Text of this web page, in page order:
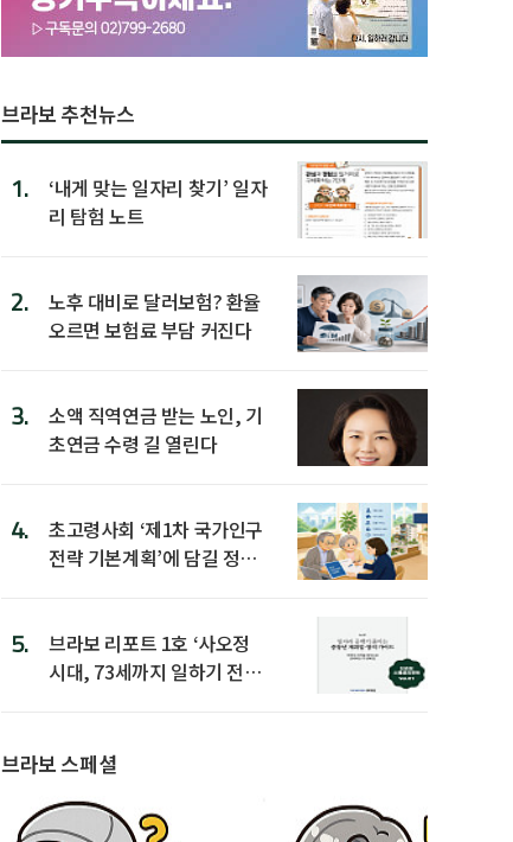
브라보 추천뉴스
1.
‘내게 맞는 일자리 찾기’ 일자
리 탐험 노트
2.
노후 대비로 달러보험? 환율
오르면 보험료 부담 커진다
3.
소액 직역연금 받는 노인, 기
초연금 수령 길 열린다
4.
초고령사회 ‘제1차 국가인구
전략 기본계획’에 담길 정책
5.
브라보 리포트 1호 ‘사오정
시대, 73세까지 일하기 전략’
브라보 스페셜